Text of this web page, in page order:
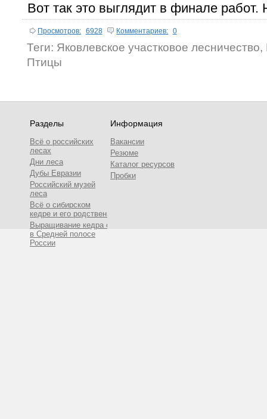
Вот так это выглядит в финале
Просмотров: 6928 Комментариев: 0
Теги: Яковлевское участковое лесничество,
Птицы
Разделы
Всё о российских
лесах
Дни леса
Дубы Евразии
Российский музей
леса
Всё о сибирском
кедре и его родственниках
Выращивание кедра сибирского
в Средней полосе
России
Информация
Вакансии
Резюме
Каталог ресурсов
Пробки